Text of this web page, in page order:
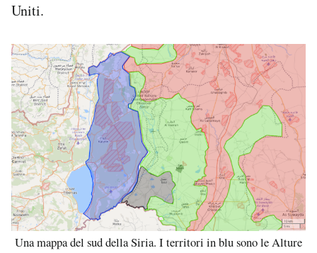
Uniti.
Una mappa del sud della Siria. I territori in blu sono le Alture